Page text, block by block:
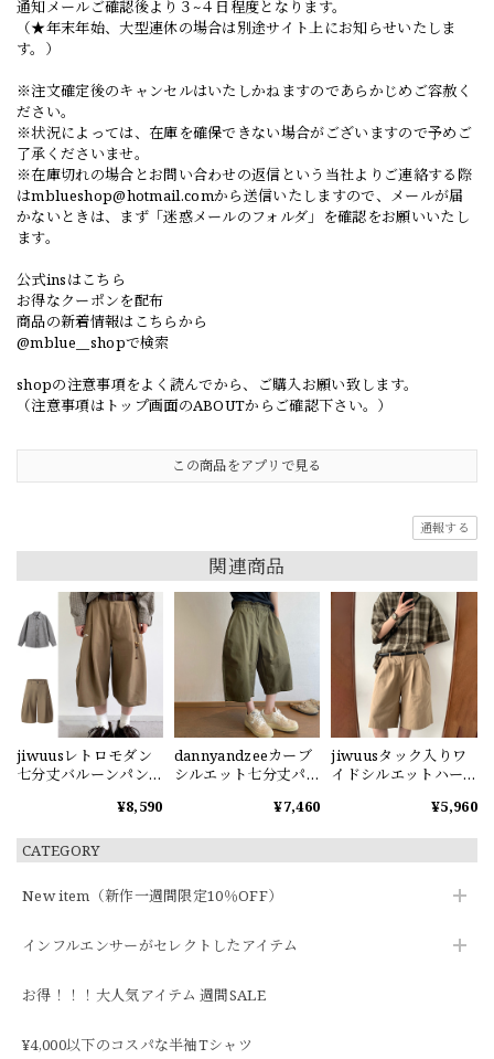
CATEGORY
New item（新作一週間限定10％OFF）
インフルエンサーがセレクトしたアイテム
お得！！！大人気アイテム 週間SALE
¥4,000以下のコスパな半袖Tシャツ
通知メールご確認後より３~４日程度となります。
（★年末年始、大型連休の場合は別途サイト上にお知らせいたしま
す。）
※注文確定後のキャンセルはいたしかねますのであらかじめご容赦く
ださい。
※状況によっては、在庫を確保できない場合がございますので予めご
了承くださいませ。
※在庫切れの場合とお問い合わせの返信という当社よりご連絡する際
はmblueshop@hotmail.comから送信いたしますので、メールが届
かないときは、まず「迷惑メールのフォルダ」を確認をお願いいたし
ます。
公式insはこちら
お得なクーポンを配布
商品の新着情報はこちらから
@mblue__shopで検索
shopの注意事項をよく読んでから、ご購入お願い致します。
（注意事項はトップ画面のABOUTからご確認下さい。）
この商品をアプリで見る
通報する
関連商品
jiwuusレトロモダン
七分丈バルーンパン
¥8,590
dannyandzeeカーブ
シルエット七分丈パ
¥7,460
jiwuusタック入りワ
イドシルエットハー
¥5,960